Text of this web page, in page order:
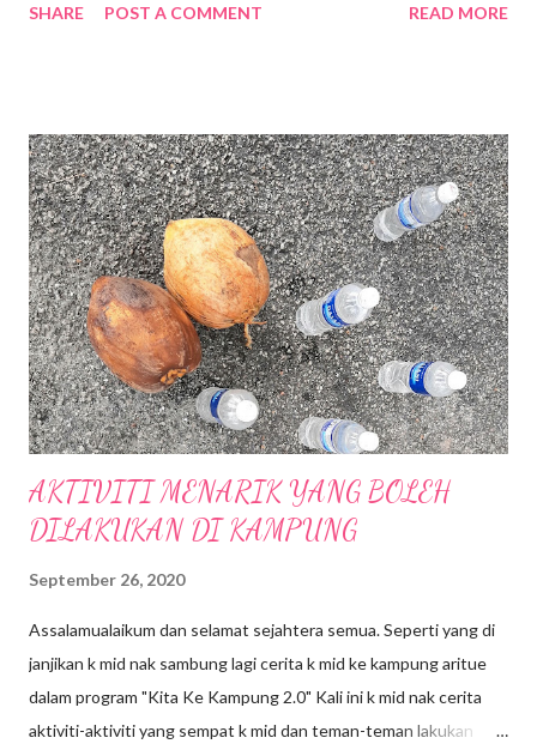
Terletak di tengah-tengah Bandar, kawasan Bukit Bintang.
masuk atau pintu gerbang Penjara Pudu masih dikekalkan
sebagai tinggalan sejarah lalu. Mall ini mengenengahkan konsep
" Modern Simplicity" yang sinonim dengan tradisi Jepun dengan
gabungan fasiliti komersial, pejabat , kediaman, hotel dan lain-
lain. Merupakan fasiliti luar negara yang pertama di Asia
Tenggara oleh Mitsui Fudosan Co. Ltd.(Mitsui Fudosan) .
Terdapat 400 kedai untuk penyewaaan di Mall ini, serta
penampilan kedai-keda...
SHARE POST A COMMENT READ MORE
AKTIVITI MENARIK YANG BOLEH
DILAKUKAN DI KAMPUNG
September 26, 2020
Assalamualaikum dan selamat sejahtera semua. Seperti yang di
janjikan k mid nak sambung lagi cerita k mid ke kampung aritue
dalam program "Kita Ke Kampung 2.0" Kali ini k mid nak cerita
aktiviti-aktiviti yang sempat k mid dan teman-teman lakukan